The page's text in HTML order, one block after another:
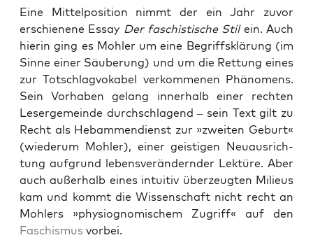
Eine Mit­tel­po­si­tion nimmt der ein Jahr zuvor
erschienene Essay Der faschis­tis­che Stilein. Auch
hierin ging es Mohler um eine Begriff­sklärung (im
Sinne ein­er Säu­berung) und um die Ret­tung eines
zur Totschlag­vok­a­bel verkomme­nen Phänomens.
Sein Vorhaben gelang inner­halb ein­er recht­en
Leserge­meinde durch­schla­gend – sein Text gilt zu
Recht als Hebam­men­di­enst zur »zweit­en Geburt«
(wiederum Mohler), ein­er geisti­gen Neuaus­rich­
tung auf­grund lebensverän­dern­der Lek­türe. Aber
auch außer­halb eines intu­itiv überzeugten Milieus
kam und kommt die Wis­senschaft nicht recht an
Mohlers »phys­iog­nomis­chem Zugriff« auf den
Faschis­mus vor­bei.